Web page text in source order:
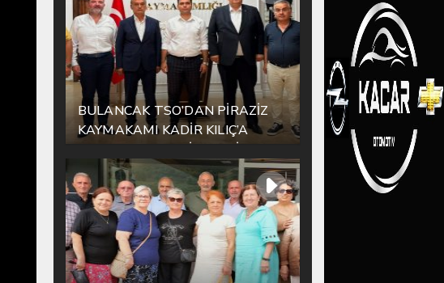
BULANCAK TSO’DAN PİRAZİZ
KAYMAKAMI KADİR KILIÇ’A
HAYIRLI OLSUN ZİYARETİ